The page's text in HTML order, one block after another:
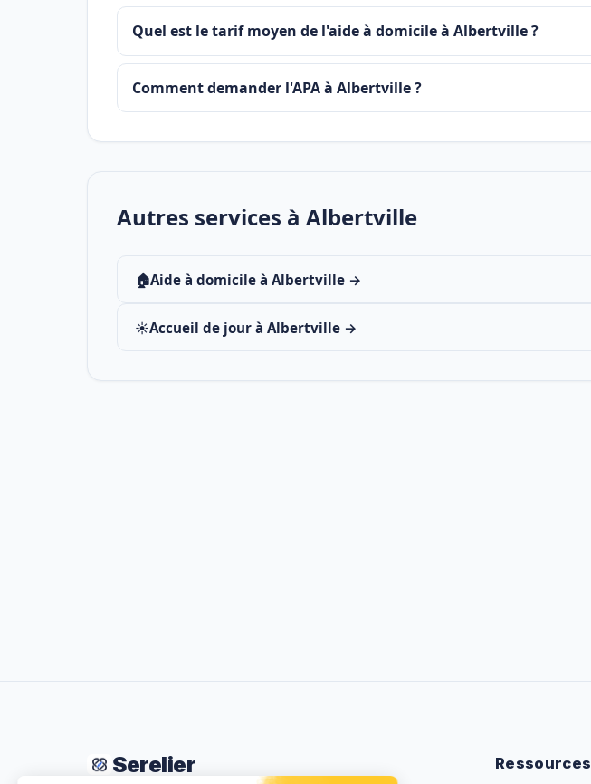
Quel est le tarif moyen de l'aide à domicile à Albertville ?
Comment demander l'APA à Albertville ?
Autres services à Albertville
🏠Aide à domicile à Albertville →
☀️Accueil de jour à Albertville →
Serelier Ressources